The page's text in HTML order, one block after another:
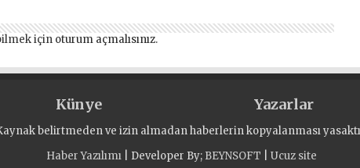
için oturum açmalısınız.
Künye Yazarlar
belirtmeden ve izin almadan haberlerin kopyalanması
Haber Yazılımı| Developer By; BEYNSOFT Ucuz site